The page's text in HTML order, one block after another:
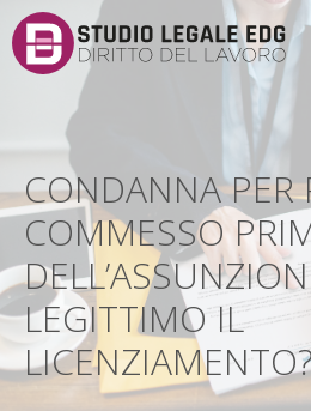
CONDANNA PER
COMMESSO
LEGITTIMO IL